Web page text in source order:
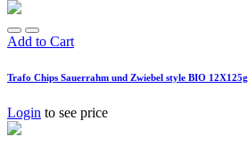
Add to Cart
Trafo Chips Sauerrahm und Zwiebel style BIO 12X125g
Login to see price